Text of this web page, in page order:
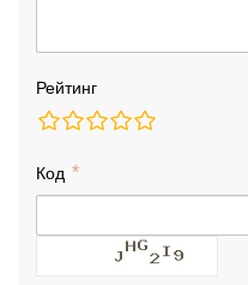
Рейтинг
Код